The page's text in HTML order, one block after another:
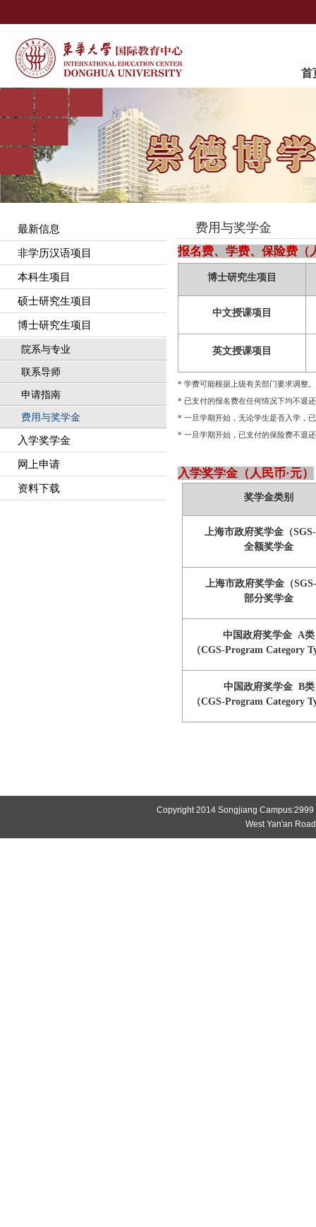
首
最新信息
非学历汉语项目
本科生项目
硕士研究生项目
博士研究生项目
院系与专业
联系导师
申请指南
费用与奖学金
入学奖学金
网上申请
资料下载
费用与奖学金
报名费、学费、保险费
博士研究生项目
中文授课项目
英文授课项目
* 学费可能根据上级有关部门要求调整。
* 已支付的报名费在任何情况下均不退
* 一旦学期开始，无论学生是否入学，
* 一旦学期开始，已支付的保险费不退
入学奖学金（人民币·元）
奖学金类别
上海市政府奖学金 （
全额奖学金
上海市政府奖学金（
部分奖学金
中国政府奖学金 A类
（CGS-Program Category
中国政府奖学金 B类
（CGS-Program Category
Copyright 2014 Songjiang
West Yan'an